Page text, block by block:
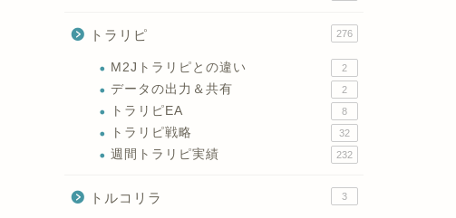
トラリピ 276
M2Jトラリピとの違い 2
データの出力＆共有 2
トラリピEA 8
トラリピ戦略 32
週間トラリピ実績 232
トルコリラ 3